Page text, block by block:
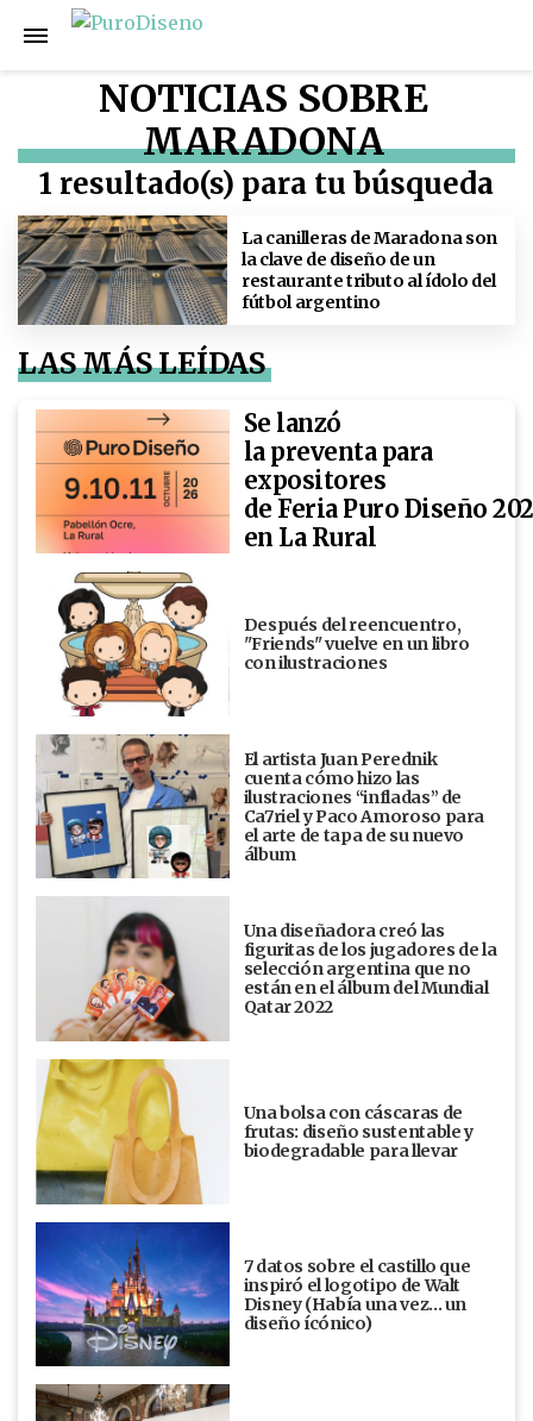
NOTICIAS SOBRE
MARADONA
1 resultado(s) para tu búsqueda
La canilleras de Maradona son
la clave de diseño de un
restaurante tributo al ídolo del
fútbol argentino
LAS MÁS LEÍDAS
Se lanzó
la preventa para
expositores
de Feria Puro Diseño
en La Rural
Después del reencuentro,
"Friends" vuelve en un libro
con ilustraciones
El artista Juan Perednik
cuenta cómo hizo las
ilustraciones “infladas” de
Ca7riel y Paco Amoroso para
el arte de tapa de su nuevo
álbum
Una diseñadora creó las
figuritas de los jugadores de la
selección argentina que no
están en el álbum del Mundial
Qatar 2022
Una bolsa con cáscaras de
frutas: diseño sustentable y
biodegradable para llevar
7 datos sobre el castillo que
inspiró el logotipo de Walt
Disney (Había una vez... un
diseño ícónico)